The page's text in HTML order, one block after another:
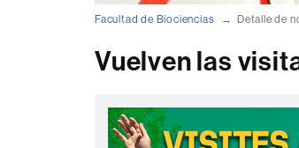
Facultad de Biociencias Detalle de
Vuelven las